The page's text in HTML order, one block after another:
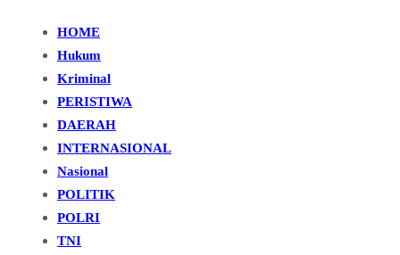
HOME
Hukum
Kriminal
PERISTIWA
DAERAH
INTERNASIONAL
Nasional
POLITIK
POLRI
TNI